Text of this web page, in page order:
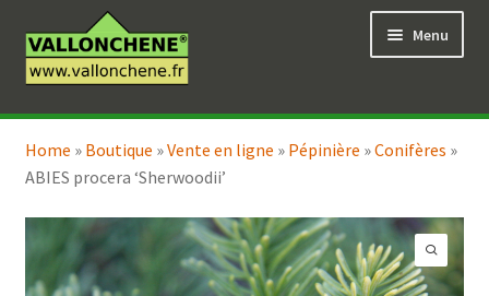
à
la
au
contenu
Menu
Vente en ligne
menu
Coaching pour le jardin
Ouvrir
enfant
Home » Boutique »Vente en ligne » Pépinière »Conifères »
ABIES procera ‘Sherwoodii’